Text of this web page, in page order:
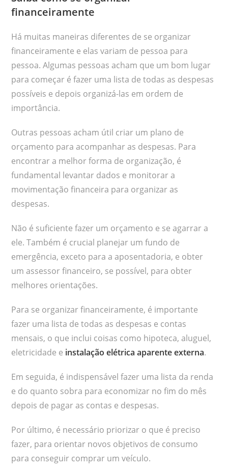
financeiramente
Há muitas maneiras diferentes de se organizar
financeiramente e elas variam de pessoa para
pessoa. Algumas pessoas acham que um bom lugar
para começar é fazer uma lista de todas as despesas
possíveis e depois organizá-las em ordem de
importância.
Outras pessoas acham útil criar um plano de
orçamento para acompanhar as despesas. Para
encontrar a melhor forma de organização, é
fundamental levantar dados e monitorar a
movimentação financeira para organizar as
despesas.
Não é suficiente fazer um orçamento e se agarrar a
ele. Também é crucial planejar um fundo de
emergência, exceto para a aposentadoria, e obter
um assessor financeiro, se possível, para obter
melhores orientações.
Para se organizar financeiramente, é importante
fazer uma lista de todas as despesas e contas
mensais, o que inclui coisas como hipoteca, aluguel,
eletricidade e instalação elétrica aparente externa.
Em seguida, é indispensável fazer uma lista da renda
e do quanto sobra para economizar no fim do mês
depois de pagar as contas e despesas.
Por último, é necessário priorizar o que é preciso
fazer, para orientar novos objetivos de consumo
para conseguir comprar um veículo.